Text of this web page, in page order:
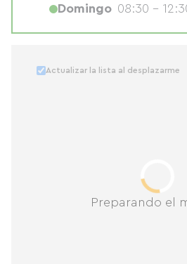
Preparando el
Actualizar la lista al desplazarme
Domingo 08:30 -